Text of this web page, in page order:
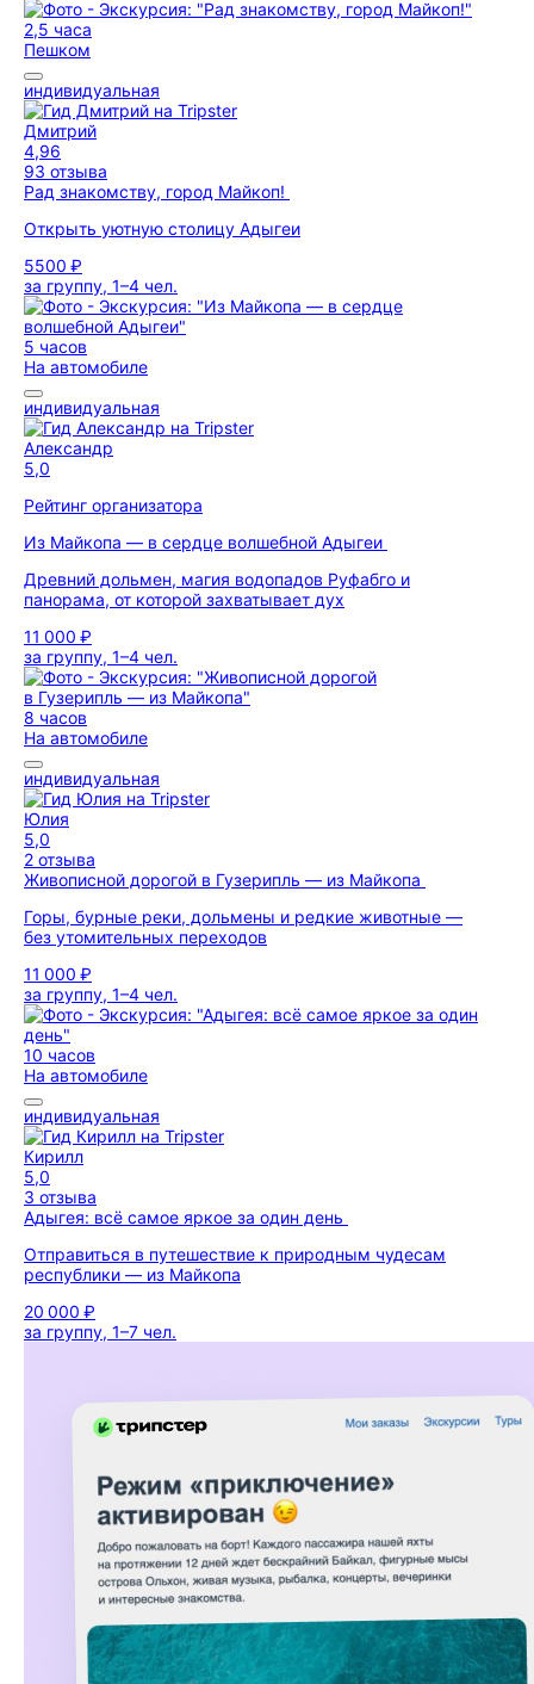
2,5 часа
Пешком
индивидуальная
Дмитрий
4,96
93 отзыва
Рад знакомству, город Майкоп!
Открыть уютную столицу Адыгеи
5500 ₽
за группу, 1–4 чел.
5 часов
На автомобиле
индивидуальная
Александр
5,0
Рейтинг организатора
Из Майкопа — в сердце волшебной Адыгеи
Древний дольмен, магия водопадов Руфабго и
панорама, от которой захватывает дух
11 000 ₽
за группу, 1–4 чел.
8 часов
На автомобиле
индивидуальная
Юлия
5,0
2 отзыва
Живописной дорогой в Гузерипль — из Майкопа
Горы, бурные реки, дольмены и редкие животные —
без утомительных переходов
11 000 ₽
за группу, 1–4 чел.
10 часов
На автомобиле
индивидуальная
Кирилл
5,0
3 отзыва
Адыгея: всё самое яркое за один день
Отправиться в путешествие к природным чудесам
республики — из Майкопа
20 000 ₽
за группу, 1–7 чел.